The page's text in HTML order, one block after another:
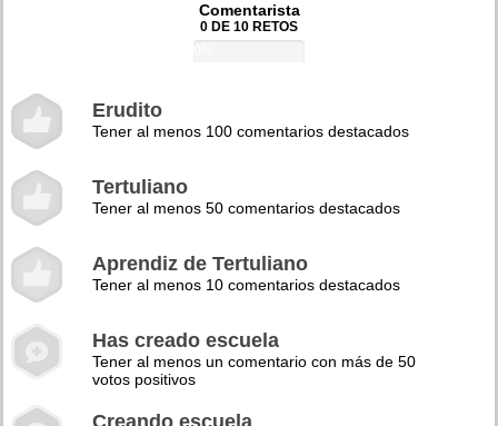
Comentarista
0 DE 10 RETOS
Erudito
Tener al menos 100 comentarios destacados
Tertuliano
Tener al menos 50 comentarios destacados
Aprendiz de Tertuliano
Tener al menos 10 comentarios destacados
Has creado escuela
Tener al menos un comentario con más de 50
votos positivos
Creando escuela